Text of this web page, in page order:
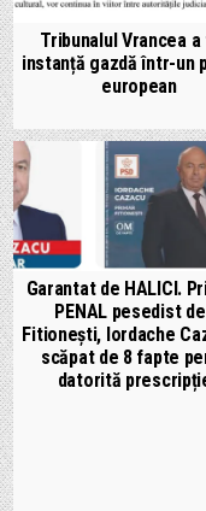
Tribunalul Vrancea
instanță gazdă într-un
european
Garantat de HALICI.
PENAL pesedist
Fitionești, Iordache
scăpat de 8 fapte
datorită